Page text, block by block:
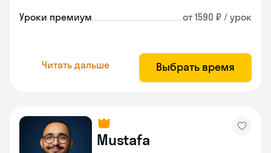
Уроки премиум от 1590 ₽ / урок
Читать дальше Выбрать время
Mustafa